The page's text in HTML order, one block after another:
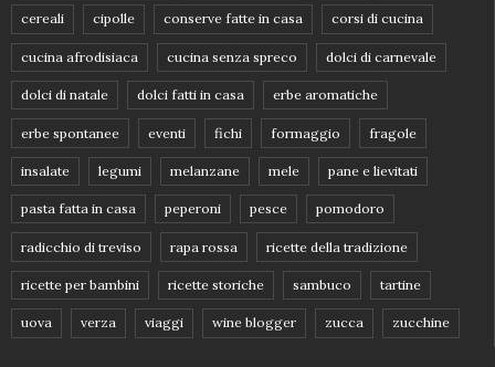
cereali cipolle conserve fatte in casa corsi di cucina
cucina afrodisiaca cucina senza spreco dolci di carnevale
dolci di natale dolci fatti in casa erbe aromatiche
erbe spontanee eventi fichi formaggio fragole
insalate legumi melanzane mele pane e lievitati
pasta fatta in casa peperoni pesce pomodoro
radicchio di treviso rapa rossa ricette della tradizione
ricette per bambini ricette storiche sambuco tartine
uova verza viaggi wine blogger zucca zucchine